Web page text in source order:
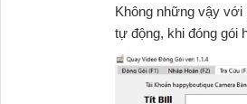
Không những vậy với
tự động, khi đóng gói